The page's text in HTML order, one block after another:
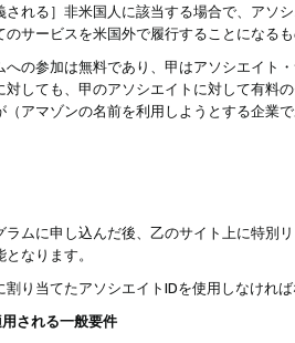
れる］非米国人に該当する場合で、アソ
サービスを米国外で履行することになる
への参加は無料であり、甲はアソシエイト
対しても、甲のアソシエイトに対して有料
アマゾンの名前を利用しようとする企業
ムに申し込んだ後、乙のサイト上に特別
なります。
り当てたアソシエイトIDを使用しなけれ
される一般要件